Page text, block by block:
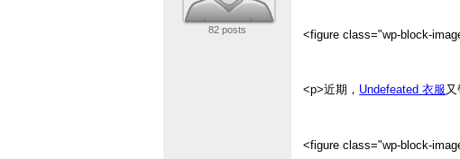
82 posts <figure class="wp-block-
<p>近期， Undefeated 衣服
<figure class="wp-block-